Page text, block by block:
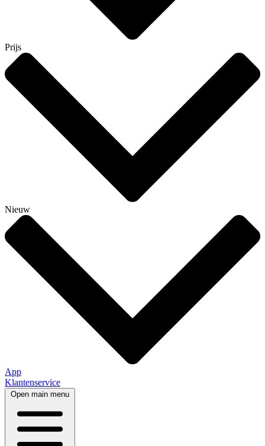
Prijs
Nieuw
App
Klantenservice
Open main menu